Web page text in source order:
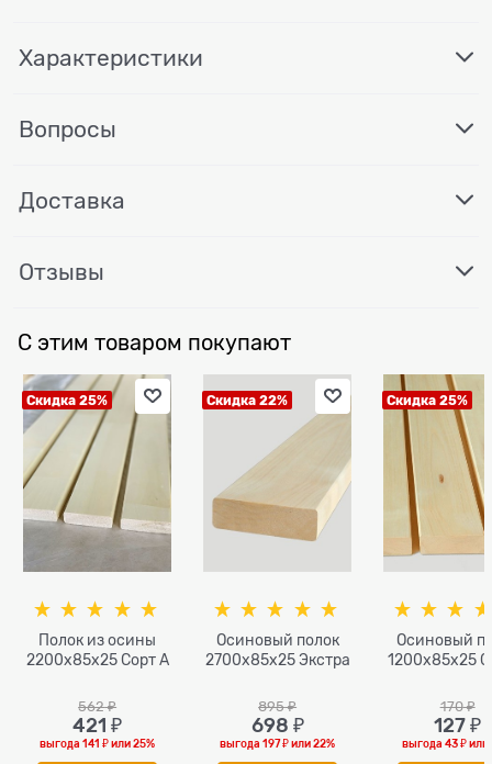
Характеристики
Вопросы
Доставка
Отзывы
С этим товаром покупают
Скидка 25%
Полок из осины
2200x85x25 Сорт А
562 ₽
421 ₽
выгода141 ₽или25%
Скидка 22%
Осиновый полок
2700x85x25 Экстра
895 ₽
698 ₽
выгода197 ₽или22%
Скидка 25%
Осиновый
1200x85x25
170 ₽
127 ₽
выгода43 ₽или